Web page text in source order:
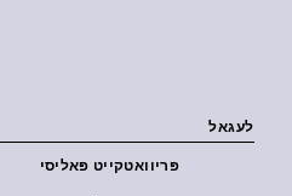
לעגאל
פּריוואטקייט פּאליסי